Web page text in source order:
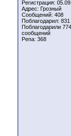
Регистрация:
Адрес: Грозный
Сообщений: 408
Поблагодарил: 831
Поблагодарили
сообщений
Репа: 368